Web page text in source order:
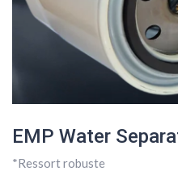
EMP Water
*Ressort robuste